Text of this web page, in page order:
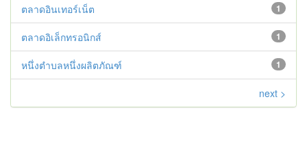
1
ตลาดอินเทอร์เน็ต
1
ตลาดอิเล็กทรอนิกส์
1
หนึ่งตำบลหนึ่งผลิตภัณฑ์
next >